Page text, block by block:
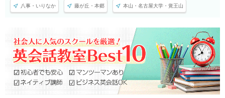
八事・いりなか 藤が丘・本郷 本山・名古屋大学・覚王山